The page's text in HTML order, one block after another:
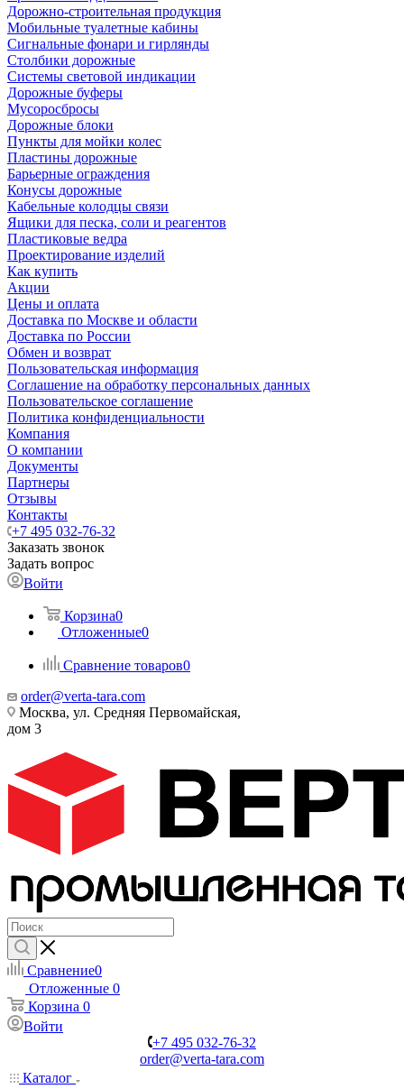
Дорожно-строительная продукция
Мобильные туалетные кабины
Сигнальные фонари и гирлянды
Столбики дорожные
Системы световой индикации
Дорожные буферы
Мусоросбросы
Дорожные блоки
Пункты для мойки колес
Пластины дорожные
Барьерные ограждения
Конусы дорожные
Кабельные колодцы связи
Ящики для песка, соли и реагентов
Пластиковые ведра
Проектирование изделий
Как купить
Акции
Цены и оплата
Доставка по Москве и области
Доставка по России
Обмен и возврат
Пользовательская информация
Соглашение на обработку персональных данных
Пользовательское соглашение
Политика конфиденциальности
Компания
О компании
Документы
Партнеры
Отзывы
Контакты
+7 495 032-76-32
Заказать звонок
Задать вопрос
Войти
Корзина0
Отложенные0
Сравнение товаров0
order@verta-tara.com
Москва, ул. Средняя Первомайская,
дом 3
Сравнение0
Отложенные 0
Корзина 0
Войти
+7 495 032-76-32
order@verta-tara.com
Каталог